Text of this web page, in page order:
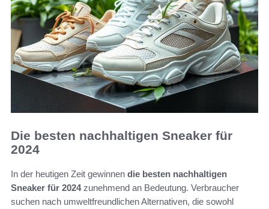
Die besten nachhaltigen Sneaker für
2024
In der heutigen Zeit gewinnen die besten nachhaltigen
Sneaker für 2024zunehmend an Bedeutung. Verbraucher
suchen nach umweltfreundlichen Alternativen, die sowohl